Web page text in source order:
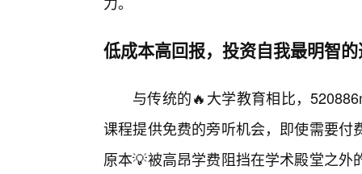
低成本高回报，投资自我最明智
与传统的🔥大学教育相比，
课程提供免费的旁听机会，即使需要
原本💡被高昂学费阻挡在学术殿堂之